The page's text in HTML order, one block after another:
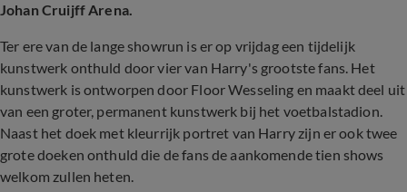
Johan Cruijff Arena.
Ter ere van de lange showrun is er op vrijdag een tijdelijk
kunstwerk onthuld door vier van Harry's grootste fans. Het
kunstwerk is ontworpen door Floor Wesseling en maakt deel uit
van een groter, permanent kunstwerk bij het voetbalstadion.
Naast het doek met kleurrijk portret van Harry zijn er ook twee
grote doeken onthuld die de fans de aankomende tien shows
welkom zullen heten.